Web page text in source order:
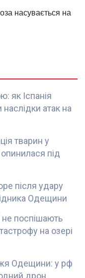
як Іспанія
атак на
тварин у
під
після удару
Одещини
не поспішають
на озері
Одещини: у рф
дрон